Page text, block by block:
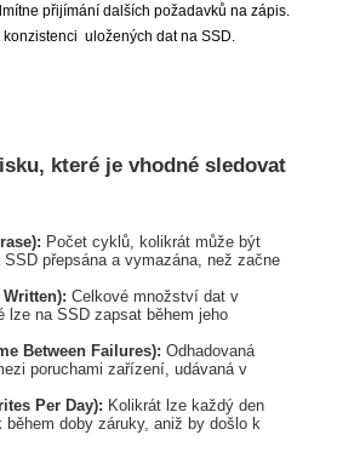
přijímání dalších požadavků na zápis.
uložených dat na SSD.
které je vhodné sledovat
Počet cyklů, kolikrát může být
přepsána a vymazána, než začne
Written): Celkové množství dat v
lze na SSD zapsat během jeho
Between Failures): Odhadovaná
poruchami zařízení, udávaná v
Per Day): Kolikrát lze každý den
během doby záruky, aniž by došlo k